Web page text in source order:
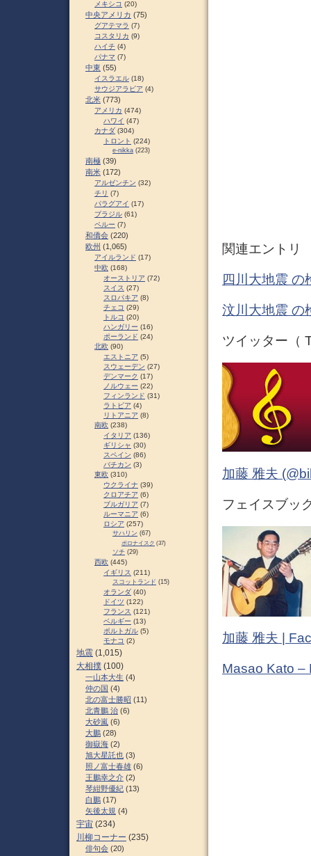
関連エントリ
四川大地震 の
汶川大地震 の
ツイッター（
加藤 雅夫
フェイスブッ
加藤 雅夫 |
Masao Kato –
メキシコ (20)
中央アメリカ (75)
グアテマラ (7)
コスタリカ (9)
ハイチ (4)
パナマ (7)
中東 (55)
イスラエル (18)
サウジアラビア (4)
北米 (773)
アメリカ (474)
ハワイ (47)
カナダ (304)
トロント (224)
e-nikka (223)
南極 (39)
南米 (172)
アルゼンチン (32)
チリ (7)
パラグアイ (17)
ブラジル (61)
ペルー (7)
和僑会 (220)
欧州 (1,065)
アイルランド (17)
中欧 (168)
オーストリア (72)
スイス (27)
スロパキア (8)
チェコ (29)
トルコ (20)
ハンガリー (16)
ポーランド (24)
北欧 (90)
エストニア (5)
スウェーデン (27)
デンマーク (17)
ノルウェー (22)
フィンランド (31)
ラトビア (4)
リトアニア (8)
南欧 (238)
イタリア (136)
ギリシャ (30)
スペイン (86)
バチカン (3)
東欧 (310)
ウクライナ (39)
クロアチア (6)
ブルガリア (7)
ルーマニア (6)
ロシア (257)
サハリン (67)
ポロナイスク (37)
ソチ (29)
西欧 (445)
イギリス (211)
スコットランド (15)
オランダ (40)
ドイツ (122)
フランス (121)
ベルギー (13)
ポルトガル (5)
モナコ (2)
地震 (1,015)
大相撲 (100)
一山本大生 (4)
仲の国 (4)
北の富士勝昭 (11)
北青鵬 治 (6)
大砂嵐 (6)
大鵬 (28)
御嶽海 (2)
旭大星託也 (3)
照ノ富士春雄 (6)
王鵬幸之介 (2)
琴紺野優紀 (13)
白鵬 (17)
矢後太規 (4)
宇宙 (234)
川柳コーナー (235)
俳句会 (20)